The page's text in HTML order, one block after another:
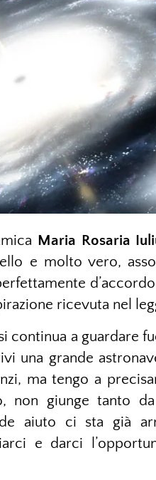
Maria Rosaria
e molto vero,
ricevuta nel
continua a guardare
una grande
ma tengo a
non giunge tanto
aiuto ci sta già
e darci